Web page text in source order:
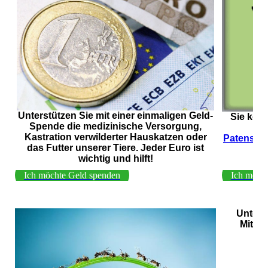
Unterstützen Sie mit einer einmaligen Geld-
Spende die medizinische Versorgung,
Kastration verwilderter Hauskatzen oder
das Futter unserer Tiere. Jeder Euro ist
wichtig und hilft!
Sie
Ich möchte Geld spenden Ich